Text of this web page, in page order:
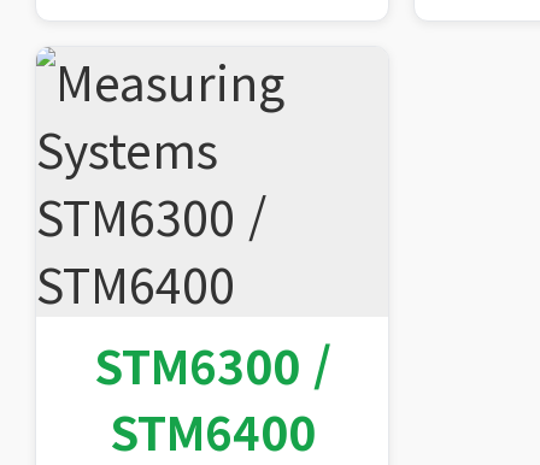
STM6300 /
STM6400